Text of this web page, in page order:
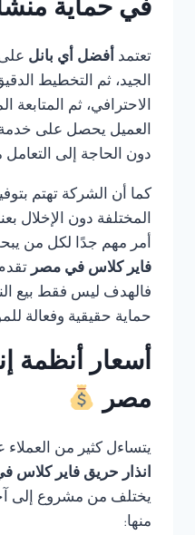
في حماية
تعتمد أفضل أي بانل
الجيد، ثم التخطيط
الاحترافي، ثم المتابعة
العميل يحصل على خدمة
دون الحاجة إلى
كما أن الشركة تهتم
المختلفة دون الإخلال
أمر مهم جدًا لكل من
فاير كلاس في مصر
فالهدف ليس فقط بيع
حماية حقيقية وفعالة
أسعار أنظمة
مصر
يتساءل كثير من العملاء
انذار حريق فاير كلاس
يختلف من مشروع إلى
منها: